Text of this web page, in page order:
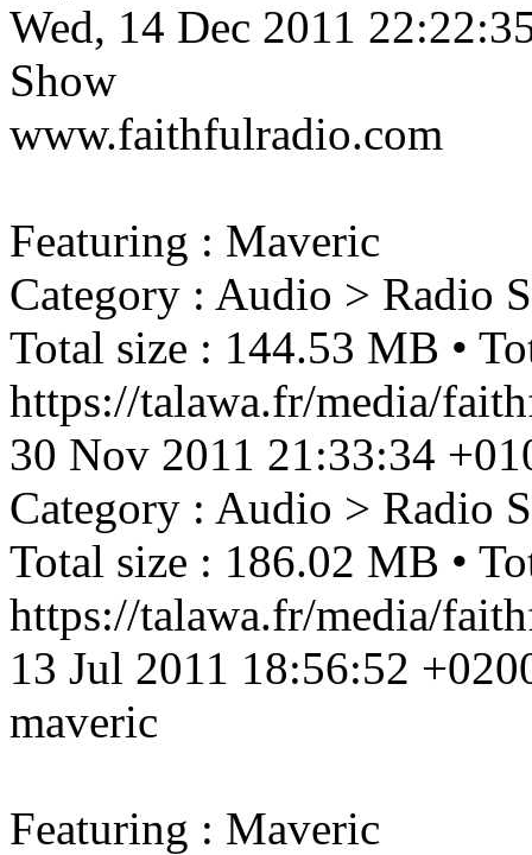
Wed, 14 Dec 2011
Show
www.faithfulradio.com
Featuring : Maveric
Category : Audio > Radio
Total size : 144.53 MB •
https://talawa.fr/media/
30 Nov 2011 21:33:34
Category : Audio > Radio
Total size : 186.02 MB •
https://talawa.fr/media/
13 Jul 2011 18:56:52
maveric
Featuring : Maveric